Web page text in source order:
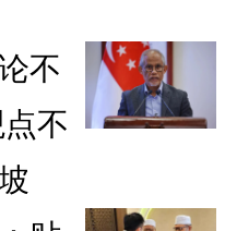
不
不